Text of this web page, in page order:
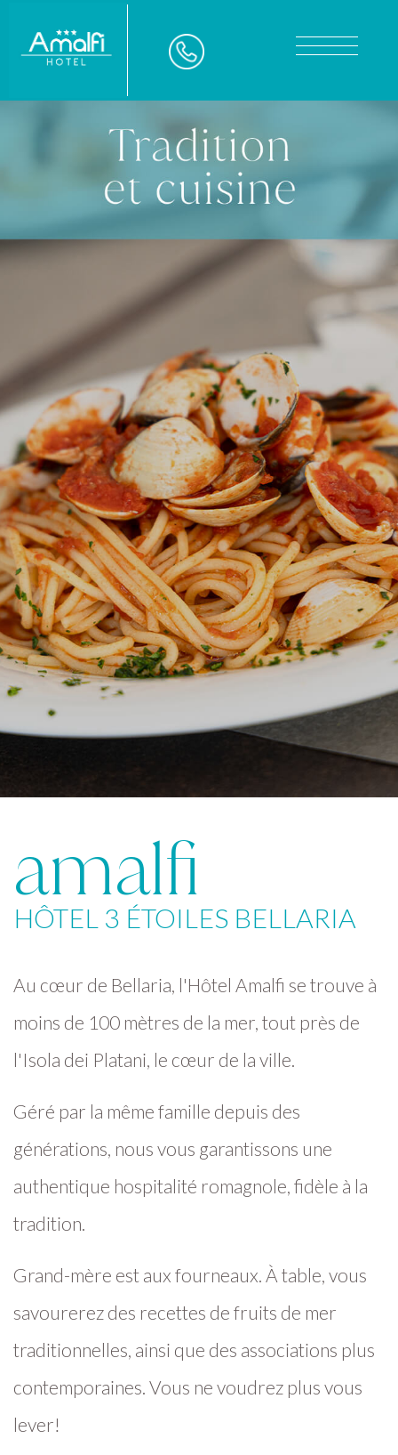
amalfi
HÔTEL 3 ÉTOILES BELLARIA
Au cœur de Bellaria, l'Hôtel Amalfi se trouve à
moins de 100 mètres de la mer, tout près de
l'Isola dei Platani, le cœur de la ville.
Géré par la même famille depuis des
générations, nous vous garantissons une
authentique hospitalité romagnole, fidèle à la
tradition.
Grand-mère est aux fourneaux. À table, vous
savourerez des recettes de fruits de mer
traditionnelles, ainsi que des associations plus
contemporaines. Vous ne voudrez plus vous
lever!